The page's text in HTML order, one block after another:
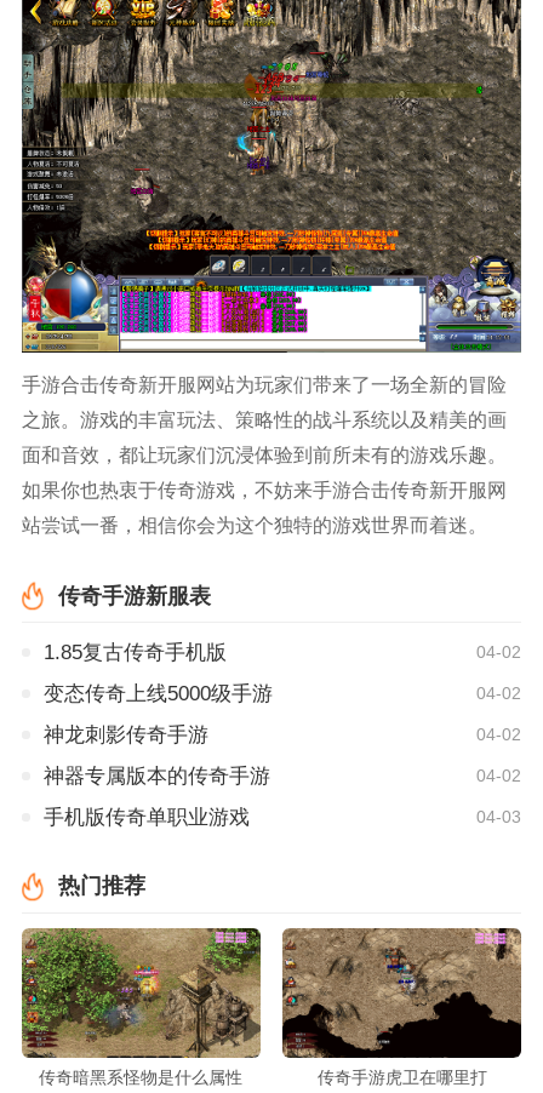
手游合击传奇新开服网站为玩家们带来了一场全新的冒险
之旅。游戏的丰富玩法、策略性的战斗系统以及精美的画
面和音效，都让玩家们沉浸体验到前所未有的游戏乐趣。
如果你也热衷于传奇游戏，不妨来手游合击传奇新开服网
站尝试一番，相信你会为这个独特的游戏世界而着迷。
传奇手游新服表
1.85复古传奇手机版 04-02
变态传奇上线5000级手游 04-02
神龙刺影传奇手游 04-02
神器专属版本的传奇手游 04-02
手机版传奇单职业游戏 04-03
热门推荐
传奇暗黑系怪物是什么属性 传奇手游虎卫在哪里打